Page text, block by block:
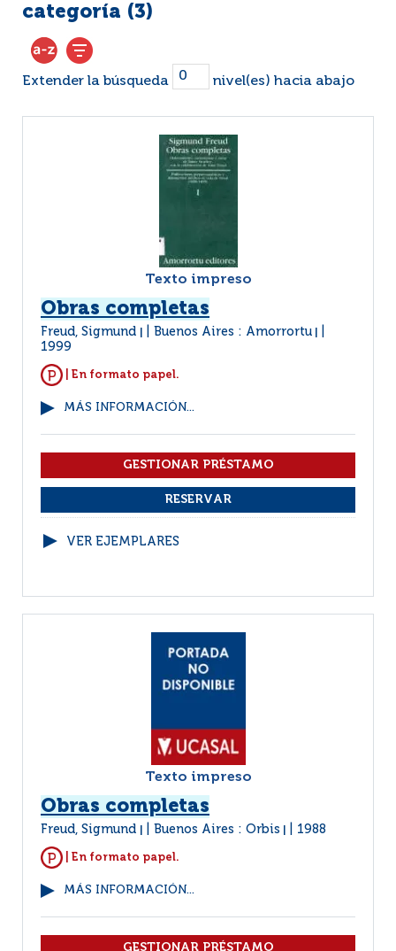
categoría (3)
Extender la búsqueda nivel(es) hacia abajo
Texto impreso
Obras completas
Freud, Sigmund Buenos Aires : Amorrortu
1999
| En formato papel.
MÁS INFORMACIÓN...
VER EJEMPLARES
Texto impreso
Obras completas
Freud, Sigmund Buenos Aires : Orbis 1988
| En formato papel.
MÁS INFORMACIÓN...